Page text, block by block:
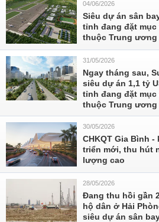
04/06/2026
Siêu dự án sân
tỉnh đang đặt
thuộc Trung
31/05/2026
Ngay tháng sau,
siêu dự án 1,1 tỷ
tỉnh đang đặt
thuộc Trung ương
30/05/2026
CHKQT Gia Bình
triển mới, thu hút
lượng cao
28/05/2026
Đang thu hồi gần
hộ dân ở Hải
siêu dự án sân